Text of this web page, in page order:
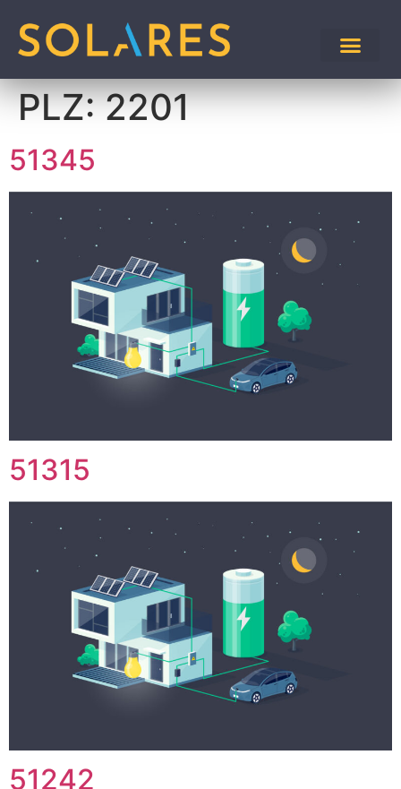
PLZ:2201
51345
51315
51242